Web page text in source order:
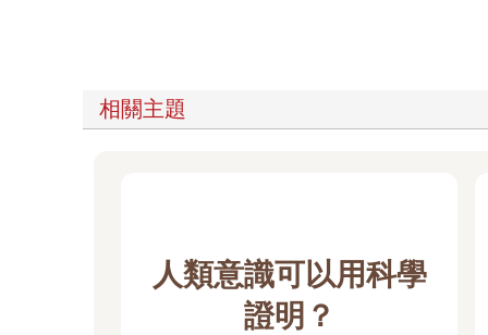
相關主題
人類意識可以用科學
證明？